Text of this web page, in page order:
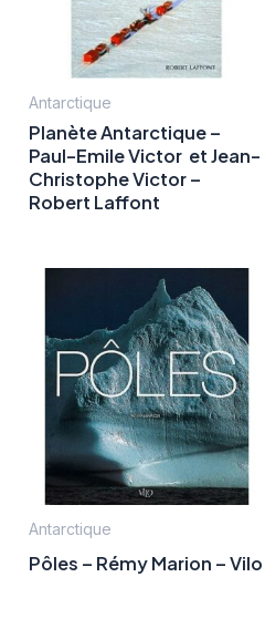
Antarctique
Planète Antarctique –
Paul-Emile Victor et Jean-
Christophe Victor –
Robert Laffont
Antarctique
Pôles – Rémy Marion – Vilo